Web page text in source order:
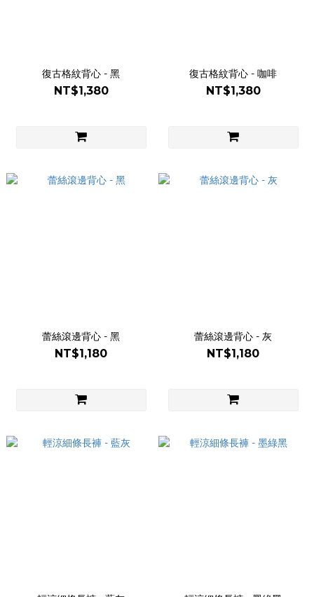
復古格紋背心 - 黑
NT$1,380
復古格紋背心 - 咖啡
NT$1,380
蕾絲滾邊背心 - 黑
NT$1,180
蕾絲滾邊背心 - 灰
NT$1,180